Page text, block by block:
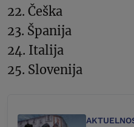
22. Češka
23. Španija
24. Italija
25. Slovenija